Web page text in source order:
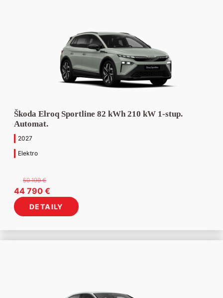
Škoda Elroq Sportline 82 kWh 210 kW 1-stup.
Automat.
2027
Elektro
50 199€
Pôvodná
cena
bola:
199 €.
44 790 €Aktuálna
cena
je:
790 €.
DETAILY